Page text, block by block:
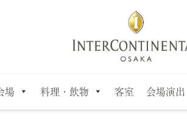
場 料理・飲物 客室 会場演出